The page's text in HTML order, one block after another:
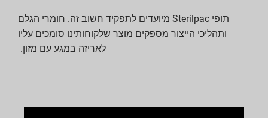
תופי Sterilpac מיועדים לתפקיד חשוב זה. חומרי הגלם
ותהליכי הייצור מספקים מוצר שלקוחותינו סומכים עליו
לאריזה במגע עם מזון.